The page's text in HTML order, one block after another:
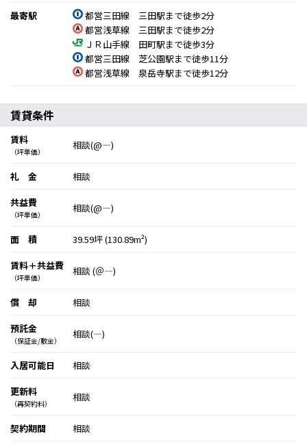
最寄駅
都営三田線 三田駅まで徒歩2分
都営浅草線 三田駅まで徒歩2分
ＪＲ山手線 田町駅まで徒歩3分
都営三田線 芝公園駅まで徒歩11分
都営浅草線 泉岳寺駅まで徒歩12分
賃貸条件
賃料
（坪単価）
相談(@―)
礼 金
相談
共益費
（坪単価）
相談(@―)
面 積
39.59坪 (130.89m²)
賃料＋共益費
（坪単価）
相談 (＠―)
償 却
相談
預託金
（保証金/敷金）
相談(―)
入居可能日
相談
更新料
（再契約料）
相談
契約期間 相談